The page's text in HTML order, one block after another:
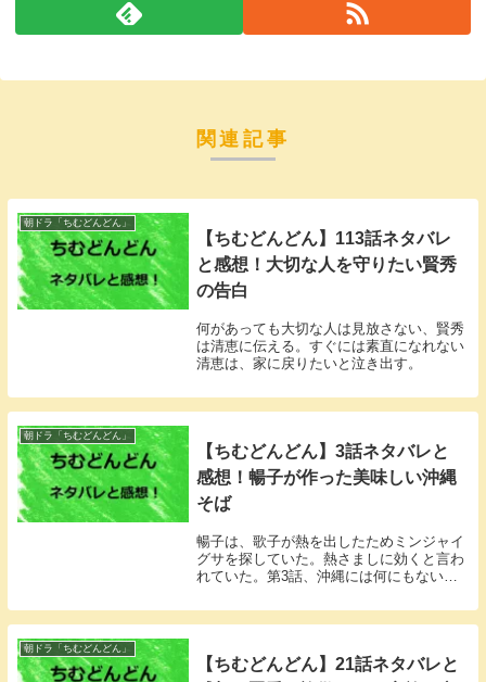
関連記事
朝ドラ「ちむどんどん」
【ちむどんどん】113話ネタバレ
と感想！大切な人を守りたい賢秀
の告白
何があっても大切な人は見放さない、賢秀
は清恵に伝える。すぐには素直になれない
清恵は、家に戻りたいと泣き出す。
朝ドラ「ちむどんどん」
【ちむどんどん】3話ネタバレと
感想！暢子が作った美味しい沖縄
そば
暢子は、歌子が熱を出したためミンジャイ
グサを探していた。熱さましに効くと言わ
れていた。第3話、沖縄には何にもない！
ワーサーの少女」第3話が4月13日水曜日に
放送されました。気になる視聴率は、
朝ドラ「ちむどんどん」
【ちむどんどん】21話ネタバレと